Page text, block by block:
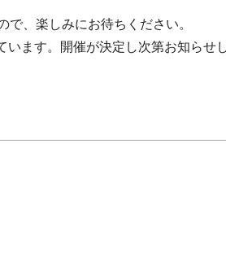
、楽しみにお待ちください。
います。開催が決定し次第お知らせ